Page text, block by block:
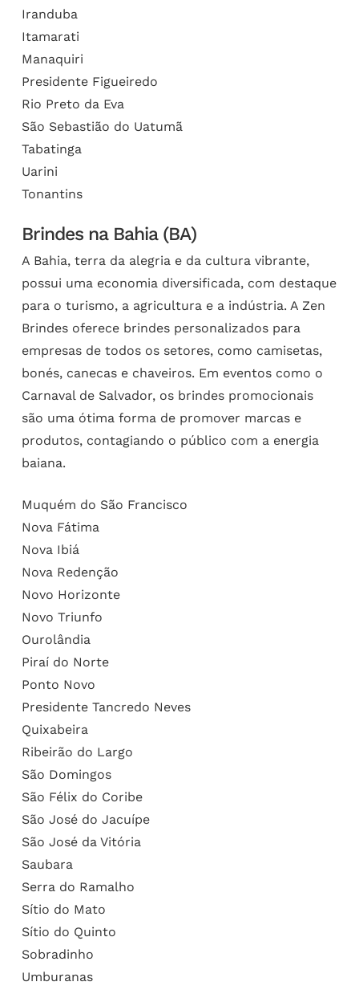
Iranduba
Itamarati
Manaquiri
Presidente Figueiredo
Rio Preto da Eva
São Sebastião do Uatumã
Tabatinga
Uarini
Tonantins
Brindes na Bahia (BA)
A Bahia, terra da alegria e da cultura vibrante,
possui uma economia diversificada, com destaque
para o turismo, a agricultura e a indústria. A Zen
Brindes oferece brindes personalizados para
empresas de todos os setores, como camisetas,
bonés, canecas e chaveiros. Em eventos como o
Carnaval de Salvador, os brindes promocionais
são uma ótima forma de promover marcas e
produtos, contagiando o público com a energia
baiana.
Muquém do São Francisco
Nova Fátima
Nova Ibiá
Nova Redenção
Novo Horizonte
Novo Triunfo
Ourolândia
Piraí do Norte
Ponto Novo
Presidente Tancredo Neves
Quixabeira
Ribeirão do Largo
São Domingos
São Félix do Coribe
São José do Jacuípe
São José da Vitória
Saubara
Serra do Ramalho
Sítio do Mato
Sítio do Quinto
Sobradinho
Umburanas